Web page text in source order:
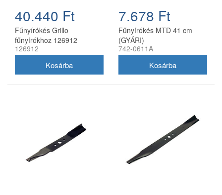
40.440 Ft
Fűnyírókés Grillo
fűnyírókhoz 126912
126912
7.678 Ft
Fűnyírókés MTD 41 cm
(GYÁRI)
742-0611A